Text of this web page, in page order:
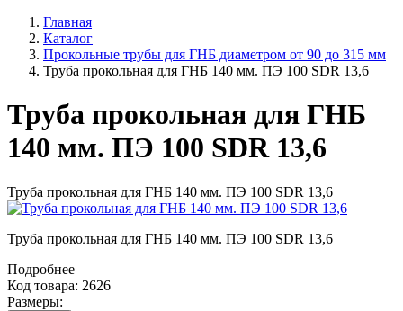
Главная
Каталог
Прокольные трубы для ГНБ диаметром от 90 до 315 мм
Труба прокольная для ГНБ 140 мм. ПЭ 100 SDR 13,6
Труба прокольная для ГНБ
140 мм. ПЭ 100 SDR 13,6
Труба прокольная для ГНБ 140 мм. ПЭ 100 SDR 13,6
Труба прокольная для ГНБ 140 мм. ПЭ 100 SDR 13,6
Подробнее
Код товара: 2626
Размеры: